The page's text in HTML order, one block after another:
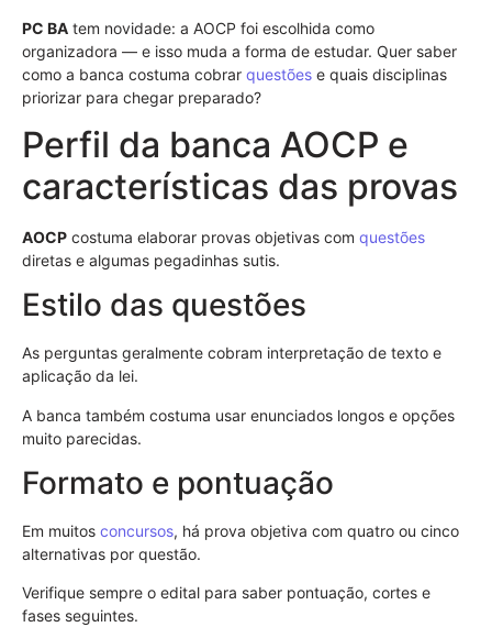
PC BA tem novidade: a AOCP foi escolhida como
organizadora — e isso muda a forma de estudar. Quer saber
como a banca costuma cobrar questões e quais disciplinas
priorizar para chegar preparado?
Perfil da banca AOCP e
características das provas
AOCP costuma elaborar provas objetivas com questões
diretas e algumas pegadinhas sutis.
Estilo das questões
As perguntas geralmente cobram interpretação de texto e
aplicação da lei.
A banca também costuma usar enunciados longos e opções
muito parecidas.
Formato e pontuação
Em muitos concursos, há prova objetiva com quatro ou cinco
alternativas por questão.
Verifique sempre o edital para saber pontuação, cortes e
fases seguintes.